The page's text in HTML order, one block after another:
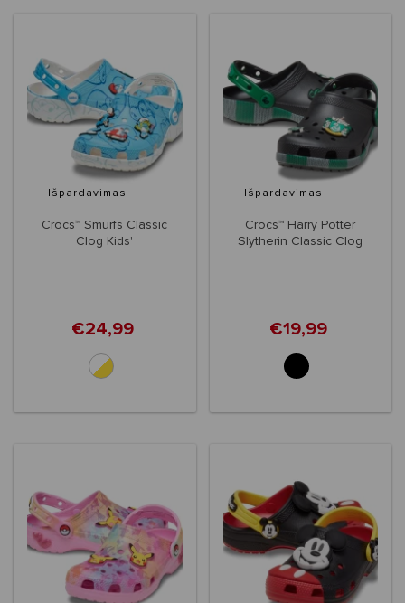
Išpardavimas
Crocs™ Smurfs Classic
Clog Kids'
€24,99
Išpardavimas
Crocs™ Harry Potter
Slytherin Classic Clog
€19,99